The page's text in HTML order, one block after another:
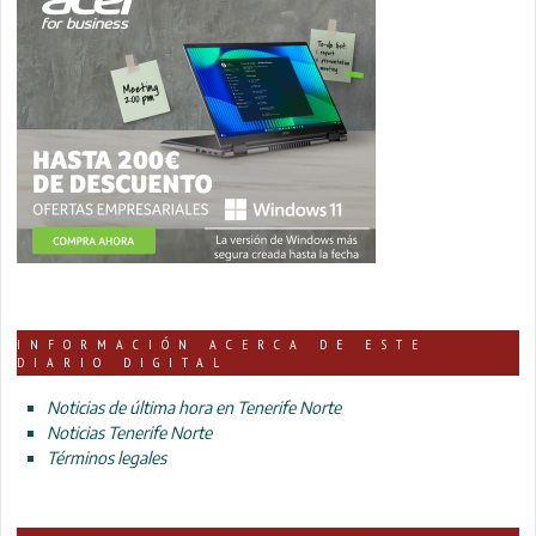
INFORMACIÓN ACERCA DE ESTE
DIARIO DIGITAL
Noticias de última hora en Tenerife Norte
Noticias Tenerife Norte
Términos legales